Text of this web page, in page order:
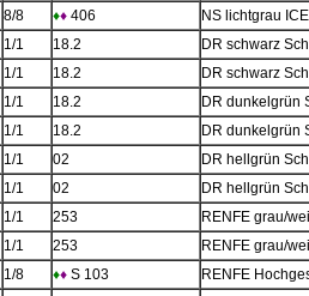
8/8 ♦♦ 406 NS lichtgrau
1/1 18.2 DR schwarz
1/1 18.2 DR schwarz
1/1 18.2 DR dunkelgrün
1/1 18.2 DR dunkelgrün
1/1 02 DR hellgrün
1/1 02 DR hellgrün
1/1 253 RENFE grau/
1/1 253 RENFE grau/
1/8 ♦♦ S 103 RENFE